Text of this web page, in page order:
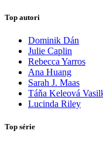
Top autori
Dominik Dán
Julie Caplin
Rebecca Yarros
Ana Huang
Sarah J. Maas
Táňa Keleová
Lucinda Riley
Top série